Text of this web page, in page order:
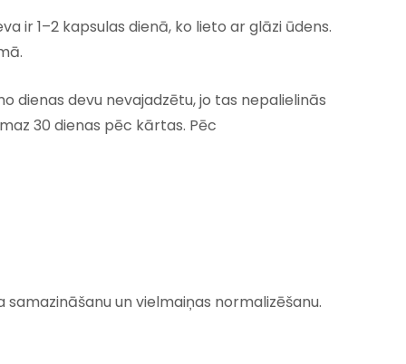
ir 1–2 kapsulas dienā, ko lieto ar glāzi ūdens.
dienas devu nevajadzētu, jo tas nepalielinās
30 dienas pēc kārtas. Pēc
un vielmaiņas normalizēšanu.